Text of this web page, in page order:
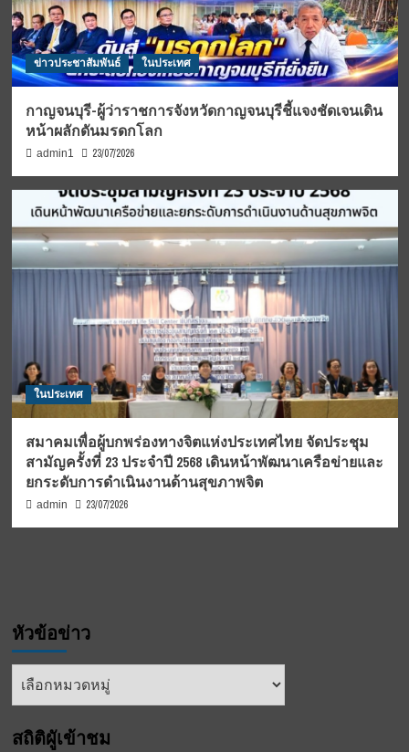
ข่าวประชาสัมพันธ์ ในประเทศ
กาญจนบุรี-ผู้ว่าราชการจังหวัดกาญจนบุรีชี้แจงชัดเจนเดิน
หน้าผลักดันมรดกโลก
admin1 23/07/2026
ในประเทศ
สมาคมเพื่อผู้บกพร่องทางจิตแห่งประเทศไทย จัดประชุม
สามัญครั้งที่ 23 ประจำปี 2568 เดินหน้าพัฒนาเครือข่ายและ
ยกระดับการดำเนินงานด้านสุขภาพจิต
admin 23/07/2026
หัวข้อข่าว
หัวข้อ
สถิติผูัเข้าชม